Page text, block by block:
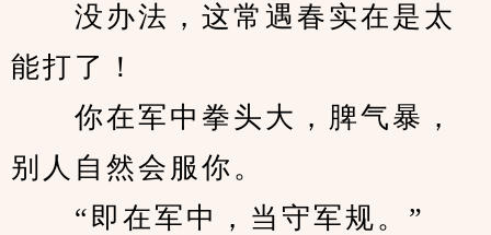
没办法，这常遇春实在是太
能打了！
你在军中拳头大，脾气暴，
别人自然会服你。
“即在军中，当守军规。”